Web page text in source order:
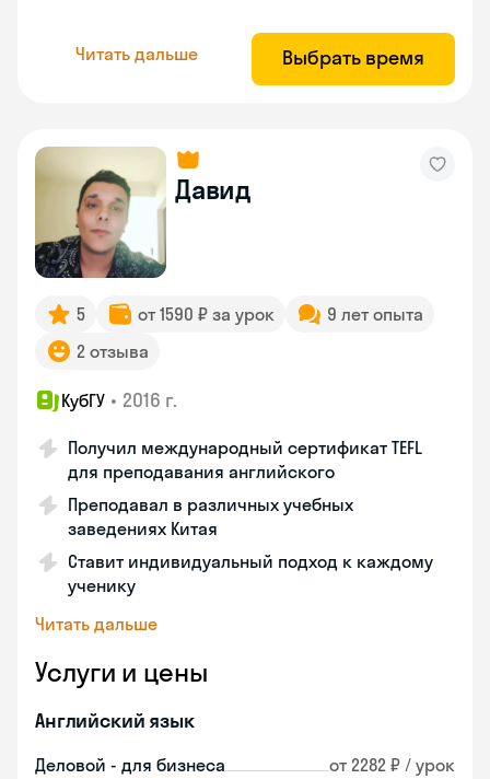
Читать дальше Выбрать время
Давид
5 от 1590 ₽ за урок
9 лет опыта
2 отзыва
КубГУ • 2016 г.
Получил международный сертификат TEFL
для преподавания английского
Преподавал в различных учебных
заведениях Китая
Ставит индивидуальный подход к каждому
ученику
Читать дальше
Услуги и цены
Английский язык
Деловой - для бизнеса от 2282 ₽ / урок